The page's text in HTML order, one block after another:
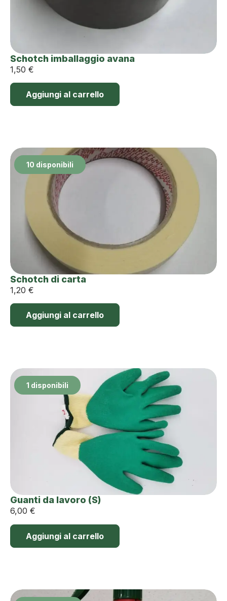
Schotch imballaggio avana
1,50 €
Aggiungi al carrello
10 disponibili
Schotch di carta
1,20 €
Aggiungi al carrello
1 disponibili
Guanti da lavoro (S)
6,00 €
Aggiungi al carrello